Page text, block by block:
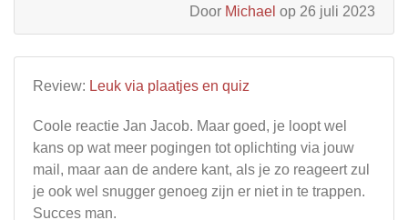
Door Michael op 26 juli 2023
Review: Leuk via plaatjes en quiz
Coole reactie Jan Jacob. Maar goed, je loopt wel
kans op wat meer pogingen tot oplichting via jouw
mail, maar aan de andere kant, als je zo reageert zul
je ook wel snugger genoeg zijn er niet in te trappen.
Succes man.